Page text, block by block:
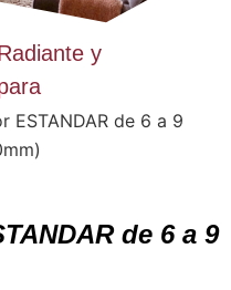
y
ESTANDAR de 6 a 9
de 6 a 9